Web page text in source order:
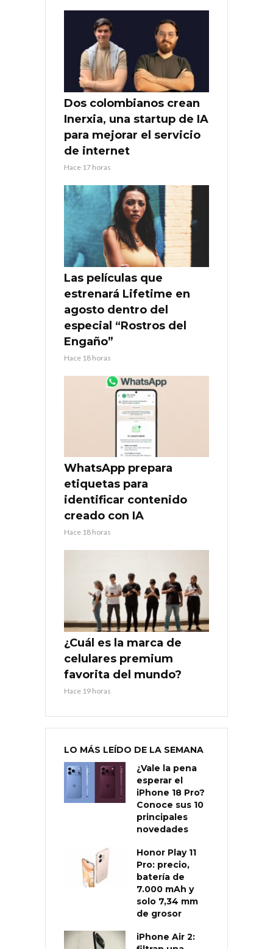
Dos colombianos crean
Inerxia, una startup de IA
para mejorar el servicio
de internet
Hace 17 horas
Las películas que
estrenará Lifetime en
agosto dentro del
especial “Rostros del
Engaño”
Hace 18 horas
WhatsApp prepara
etiquetas para
identificar contenido
creado con IA
Hace 18 horas
¿Cuál es la marca de
celulares premium
favorita del mundo?
Hace 19 horas
LO MÁS LEÍDO DE LA SEMANA
¿Vale la pena
esperar el
iPhone 18 Pro?
Conoce sus 10
principales
novedades
Honor Play 11
Pro: precio,
batería de
7.000 mAh y
solo 7,34 mm
de grosor
iPhone Air 2: